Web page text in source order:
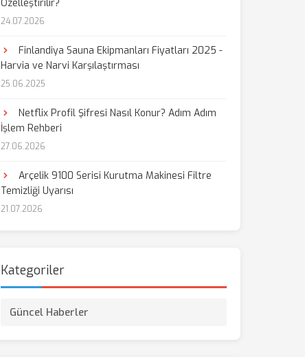
Özelleştirilir?
24.07.2026
Finlandiya Sauna Ekipmanları Fiyatları 2025 -
Harvia ve Narvi Karşılaştırması
25.06.2025
Netflix Profil Şifresi Nasıl Konur? Adım Adım
İşlem Rehberi
27.06.2026
Arçelik 9100 Serisi Kurutma Makinesi Filtre
Temizliği Uyarısı
21.07.2026
Kategoriler
Güncel Haberler